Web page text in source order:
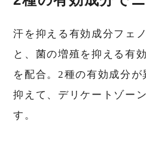
汗を抑える有効成分フェ
と、菌の増殖を抑える有
を配合。2種の有効成分
抑えて、デリケートゾー
す。